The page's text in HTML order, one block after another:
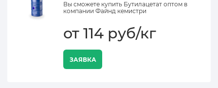
Вы сможете купить Бутилацетат оптом в
компании Файнд кемистри
от 114 руб/кг
ЗАЯВКА